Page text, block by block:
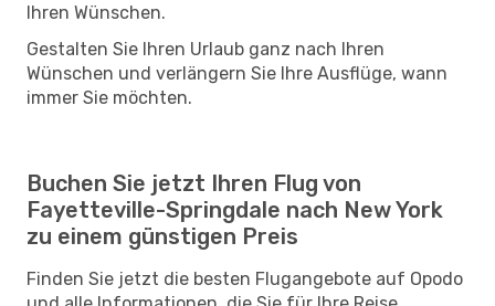
Ihren Wünschen.
Gestalten Sie Ihren Urlaub ganz nach Ihren
Wünschen und verlängern Sie Ihre Ausflüge, wann
immer Sie möchten.
Buchen Sie jetzt Ihren Flug von
Fayetteville-Springdale nach New York
zu einem günstigen Preis
Finden Sie jetzt die besten Flugangebote auf Opodo